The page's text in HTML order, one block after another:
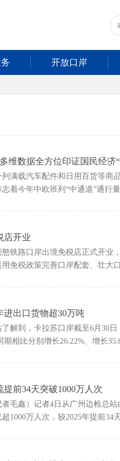
开放口岸
维数据全方位印证国民经济
满载汽车配件和日用百货等商
着今年中欧班列“中通道”通行
店开业
铁路口岸出境免税店正式开业
免税政策完善口岸配套、壮大
出口货物超30万吨
解到，卡拉苏口岸截至6月30
期相比分别增长26.22%、增长
前34天突破1000万人次
毛鑫）记者4日从广州边检总
1000万人次，较2025年提前34